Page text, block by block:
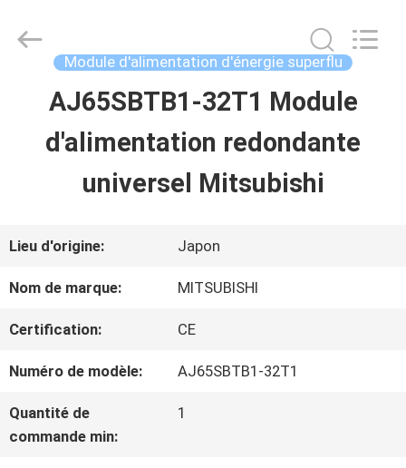
APERÇU
PRODUITS
VIDÉOS
DE
NOUS
Wisdomlong
Module d'alimentation d'énergie superflu
AJ65SBTB1-32T1 Module
d'alimentation redondante
universel Mitsubishi
Lieu d'origine: Japon
Nom de marque: MITSUBISHI
Certification: CE
Numéro de modèle: AJ65SBTB1-32T1
Quantité de
commande min:
1